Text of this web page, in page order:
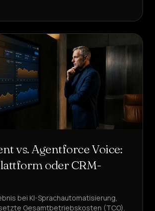
&
&
vs. Agentforce Voice:
oder CRM-
bei KI-Sprachautomatisierung,
Gesamtbetriebskosten (TCO).